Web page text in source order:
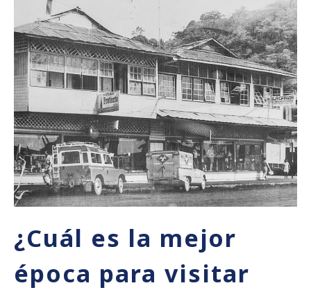
¿Cuál es la mejor
época para visitar